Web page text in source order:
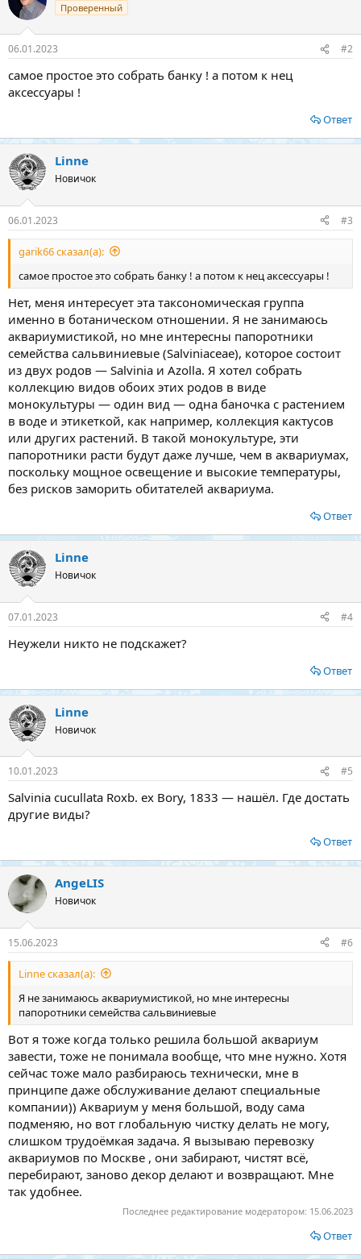
Проверенный
06.01.2023 #2
самое простое это собрать банку ! а потом к нец
аксессуары !
Ответ
Linne
Новичок
06.01.2023 #3
garik66 сказал(а):
самое простое это собрать банку ! а потом к нец аксессуары !
Нет, меня интересует эта таксономическая группа
именно в ботаническом отношении. Я не занимаюсь
аквариумистикой, но мне интересны папоротники
семейства сальвиниевые (Salviniaceae), которое состоит
из двух родов — Salvinia и Azolla. Я хотел собрать
коллекцию видов обоих этих родов в виде
монокультуры — один вид — одна баночка с растением
в воде и этикеткой, как например, коллекция кактусов
или других растений. В такой монокультуре, эти
папоротники расти будут даже лучше, чем в аквариумах,
поскольку мощное освещение и высокие температуры,
без рисков заморить обитателей аквариума.
Ответ
Linne
Новичок
07.01.2023 #4
Неужели никто не подскажет?
Ответ
Linne
Новичок
10.01.2023 #5
Salvinia cucullata Roxb. ex Bory, 1833 — нашёл. Где достать
другие виды?
Ответ
AngeLIS
Новичок
15.06.2023 #6
Linne сказал(а):
Я не занимаюсь аквариумистикой, но мне интересны
папоротники семейства сальвиниевые
Вот я тоже когда только решила большой аквариум
завести, тоже не понимала вообще, что мне нужно. Хотя
сейчас тоже мало разбираюсь технически, мне в
принципе даже обслуживание делают специальные
компании)) Аквариум у меня большой, воду сама
подменяю, но вот глобальную чистку делать не могу,
слишком трудоёмкая задача. Я вызываю перевозку
аквариумов по Москве , они забирают, чистят всё,
перебирают, заново декор делают и возвращают. Мне
так удобнее.
Последнее редактирование модератором: 15.06.2023
Ответ